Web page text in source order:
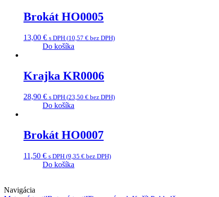
Brokát HO0005
13,00 € s DPH (10,57 € bez DPH)
Do košíka
Krajka KR0006
28,90 € s DPH (23,50 € bez DPH)
Do košíka
Brokát HO0007
11,50 € s DPH (9,35 € bez DPH)
Do košíka
Navigácia